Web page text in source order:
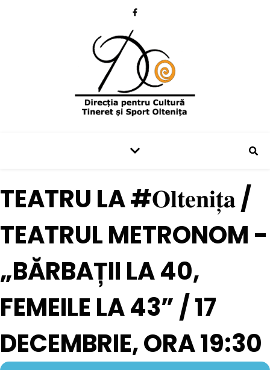
TEATRU LA #𝐎𝐥𝐭𝐞𝐧𝐢𝐭̦𝐚 /
TEATRUL METRONOM -
„BĂRBAȚII LA 40,
FEMEILE LA 43” / 17
DECEMBRIE, ORA 19:30